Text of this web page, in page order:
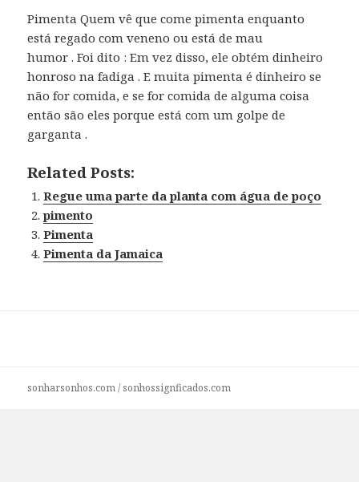
Pimenta Quem vê que come pimenta enquanto
está regado com veneno ou está de mau
humor . Foi dito : Em vez disso, ele obtém dinheiro
honroso na fadiga . E muita pimenta é dinheiro se
não for comida, e se for comida de alguma coisa
então são eles porque está com um golpe de
garganta .
Related Posts:
Regue uma parte da planta com água de poço
pimento
Pimenta
Pimenta da Jamaica
sonharsonhos.com/sonhossignficados.com